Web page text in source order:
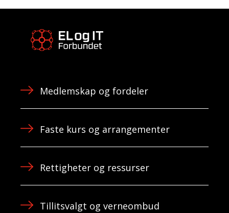
Medlemskap og fordeler
Faste kurs og arrangementer
Rettigheter og ressurser
Tillitsvalgt og verneombud